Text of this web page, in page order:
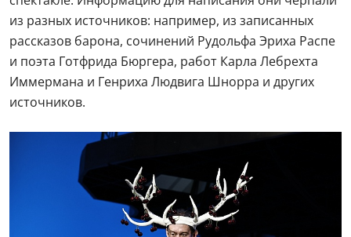
из разных источников: например, из записанных
рассказов барона, сочинений Рудольфа Эриха Распе
и поэта Готфрида Бюргера, работ Карла Лебрехта
Иммермана и Генриха Людвига Шнорра и других
источников.